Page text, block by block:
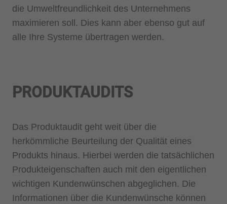
die Umweltfreundlichkeit des Unternehmens
maximieren soll. Dies kann aber ebenso gut auf
alle Ihre Systeme übertragen werden.
PRODUKTAUDITS
Das Produktaudit geht weit über die
herkömmliche Beurteilung der Qualität eines
Produkts hinaus. Hierbei werden die tatsächlichen
Produkteigenschaften auch mit den eigentlichen
wichtigen Kundenwünschen abgeglichen. Die
Informationen über die Kundenwünsche können